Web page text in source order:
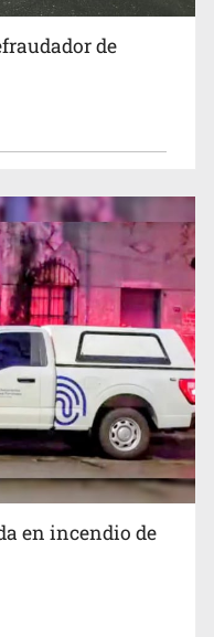
Ángel Aguirre
de paquetes
de
en incendio de